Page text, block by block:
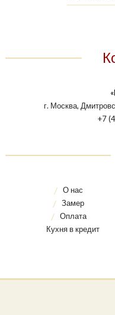
г. Москва,
+7
О нас
Замер
Оплата
Кухня в кредит